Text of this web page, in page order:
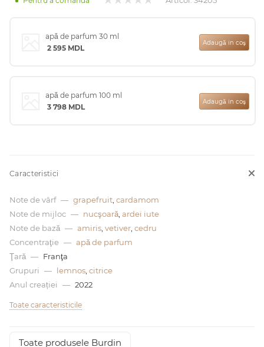
apă de parfum 30 ml
2 595 MDL
Adaugă in coş
apă de parfum 100 ml
3 798 MDL
Adaugă in coş
Caracteristici
Note de vârf — grapefruit cardamom
Note de mijloc — nucşoară ardei iute
Note de bază — amiris vetiver cedru
Concentraţie — apă de parfum
Ţară — Franţa
Grupuri
— lemnos citrice
Anul creației
— 2022
Toate caracteristicile
Toate produsele Burdin